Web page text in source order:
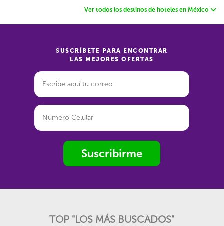
Ver todos los destinos de hoteles en México
SUSCRÍBETE PARA ENCONTRAR
LAS MEJORES OFERTAS
Suscribirme
TOP "LOS MÁS BUSCADOS"